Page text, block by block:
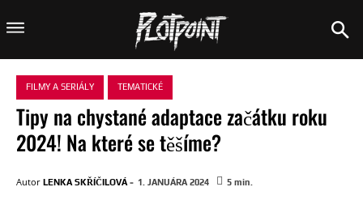
FILMY A SERIÁLY TEMATICKÉ
Tipy na chystané adaptace začátku roku
2024! Na které se těšíme?
Autor LENKA SKŘÍČILOVÁ - 1. JANUÁRA 2024 5 min.